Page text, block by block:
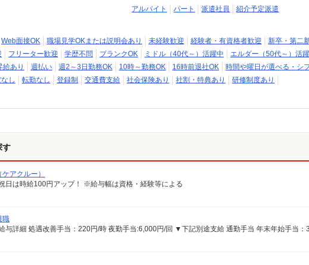
アルバイト
パート 派遣社員 紹介予定派遣
Web面接OK 職場見学OKまたは説明会あり 未経験歓迎 経験者・有資格者歓迎
新卒・第二
フリーター歓迎 学歴不問 ブランクOK ミドル（40代～）活躍中
エルダー（50代～）活
給あり 週払い 週2～3日勤務OK 10時～勤務OK 16時前退社OK
時間や曜日が選べる・シ
し 転勤なし 登録制 交通費支給 社会保険あり 社割・特典あり
研修制度あり
す
アクルー）
日は時給100円アップ！ ※給与幅は資格・経験等による
職